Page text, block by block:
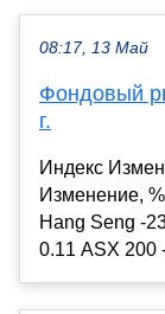
08:17, 13 Май
Фондовый
г.
Индекс
Изменение,
Hang Seng -
0.11 ASX 200